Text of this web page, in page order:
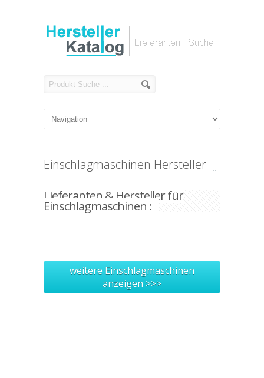
Einschlagmaschinen Hersteller
Lieferanten & Hersteller für
Einschlagmaschinen :
weitere Einschlagmaschinen
anzeigen >>>